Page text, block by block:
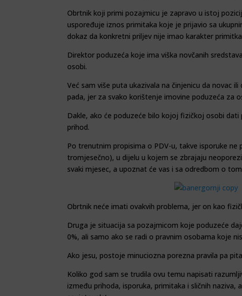
Obrtnik koji primi pozaj­micu je zapravo u istoj
uspoređuje iznos primitaka koje je prijavio sa
dokaz da konkretni pri­ljev nije imao karakter
Direktor poduzeća koje ima viška novčanih
osobi.
Već sam više puta uka­zivala na činjenicu da novac
pada, jer za svako korištenje imovine poduzeća za
Dakle, ako će poduzeće bilo kojoj fizičkoj osobi
prihod.
Po trenutnim propisima o PDV-u, takve isporuke
tromjesečno), u dijelu u ko­jem se zbrajaju
svaki mjesec, a upoznat će vas i sa odredbom o
Obrtnik neće imati ovak­vih problema, jer on kao
Druga je situacija sa po­zajmicom koje poduzeće
0%, ali samo ako se radi o prav­nim osobama koje
Ako jesu, postoje minuciozna porezna pravila pa
Koliko god sam se trudila ovu temu napisati
između prihoda, isporuka, primitaka i sličnih